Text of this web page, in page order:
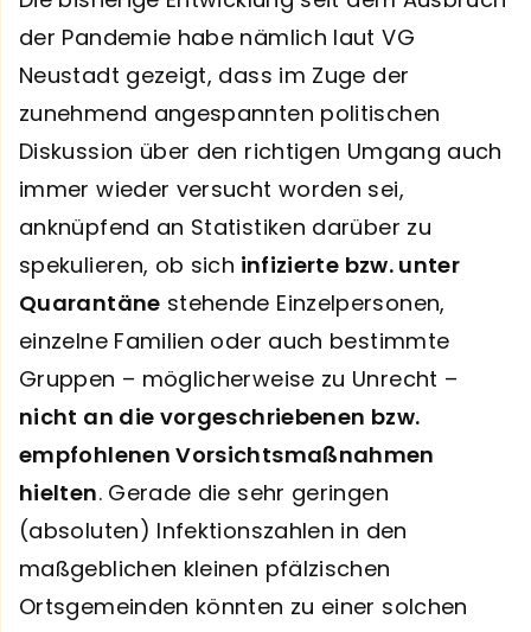
der Pandemie habe nämlich laut VG
Neustadt gezeigt, dass im Zuge der
zunehmend angespannten politischen
Diskussion über den richtigen Umgang auch
immer wieder versucht worden sei,
anknüpfend an Statistiken darüber zu
spekulieren, ob sich infizierte bzw. unter
Quarantäne stehende Einzelpersonen,
einzelne Familien oder auch bestimmte
Gruppen – möglicherweise zu Unrecht –
nicht an die vorgeschriebenen bzw.
empfohlenen Vorsichtsmaßnahmen
hielten. Gerade die sehr geringen
(absoluten) Infektionszahlen in den
maßgeblichen kleinen pfälzischen
Ortsgemeinden könnten zu einer solchen